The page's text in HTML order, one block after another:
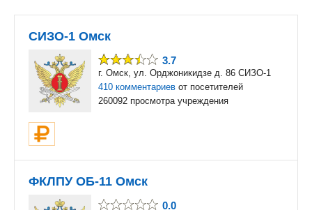
СИЗО-1 Омск
3.7
г. Омск, ул. Орджоникидзе д. 86 СИЗО-1
410 комментариев от посетителей
260092 просмотра учреждения
ФКЛПУ ОБ-11 Омск
0.0